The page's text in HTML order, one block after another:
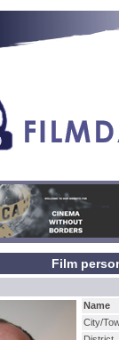
Film
Name
City/